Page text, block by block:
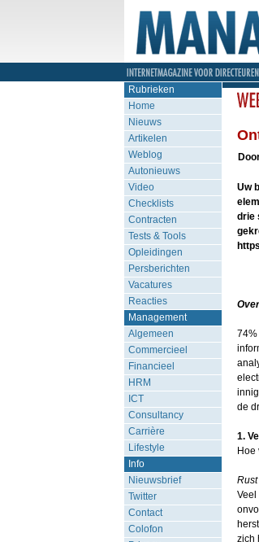
Rubrieken
Home
Nieuws
Artikelen
Weblog
Autonieuws
Video
Checklists
Contracten
Tests & Tools
Opleidingen
Persberichten
Vacatures
Reacties
Management
Algemeen
Commercieel
Financieel
HRM
ICT
Consultancy
Carrière
Lifestyle
Info
Nieuwsbrief
Twitter
Contact
Colofon
Uw
drie
74%
de
1.
Hoe
Veel
zich